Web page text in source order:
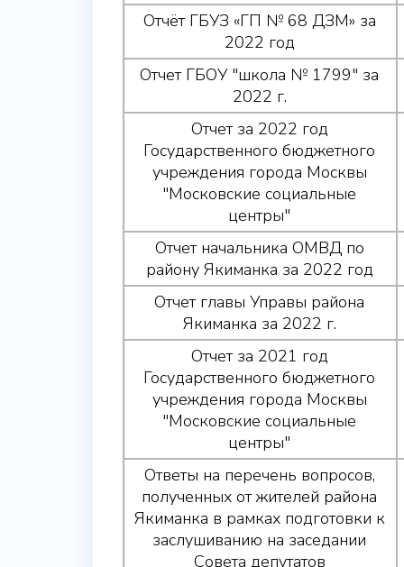
Отчёт ГБУЗ «ГП № 68 ДЗМ» за
2022 год
Отчет ГБОУ "школа № 1799" за
2022 г.
Отчет за 2022 год
Государственного бюджетного
учреждения города Москвы
"Московские социальные
центры"
Отчет начальника ОМВД по
району Якиманка за 2022 год
Отчет главы Управы района
Якиманка за 2022 г.
Отчет за 2021 год
Государственного бюджетного
учреждения города Москвы
"Московские социальные
центры"
Ответы на перечень вопросов,
полученных от жителей района
Якиманка в рамках подготовки к
заслушиванию на заседании
Совета депутатов